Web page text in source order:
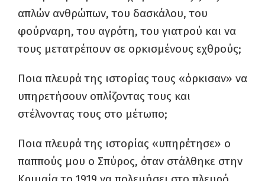
απλών ανθρώπων, του δασκάλου, του
φούρναρη, του αγρότη, του γιατρού και να
τους μετατρέπουν σε ορκισμένους εχθρούς;
Ποια πλευρά της ιστορίας τους «όρκισαν» να
υπηρετήσουν οπλίζοντας τους και
στέλνοντας τους στο μέτωπο;
Ποια πλευρά της ιστορίας «υπηρέτησε» ο
παππούς μου ο Σπύρος, όταν στάλθηκε στην